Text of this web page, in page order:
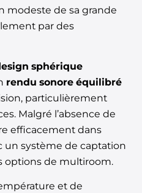
modeste de sa grande
par des
sphérique
rendu sonore équilibré
particulièrement
Malgré l’absence de
efficacement dans
un système de captation
options de multiroom.
et de